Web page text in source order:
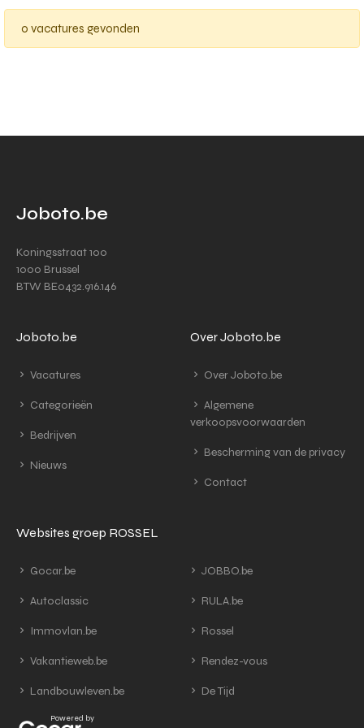
0 vacatures gevonden
Joboto.be
Koningsstraat 100
1000 Brussel
BTW BE0432.916.146
Joboto.be
Vacatures
Categorieën
Bedrijven
Nieuws
Over Joboto.be
Over Joboto.be
Algemene
verkoopsvoorwaarden
Bescherming van de privacy
Contact
Websites groep ROSSEL
Gocar.be
Autoclassic
Immovlan.be
Vakantieweb.be
Landbouwleven.be
JOBBO.be
RULA.be
Rossel
Rendez-vous
De Tijd
Powered by